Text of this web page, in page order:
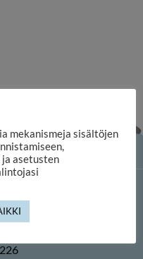
mekanismeja sisältöjen
asetusten